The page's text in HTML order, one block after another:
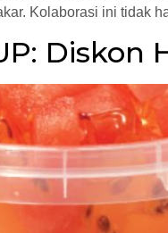
Kolaborasi ini tidak
Diskon